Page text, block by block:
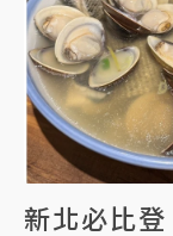
新北必比